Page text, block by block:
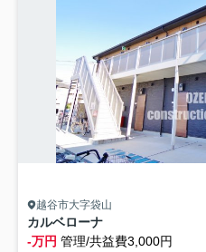
越谷市大字袋山
カルベローナ
-万円 管理/共益費3,000円